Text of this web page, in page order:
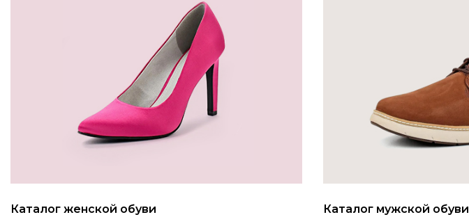
Каталог женской обуви Каталог мужской обуви